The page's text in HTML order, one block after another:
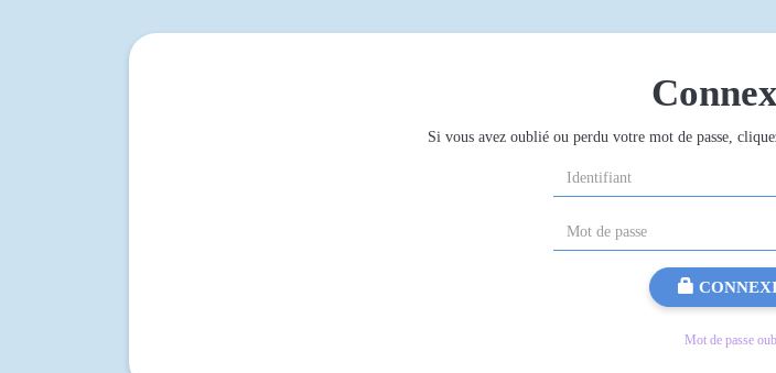
Si vous avez oublié ou perdu votre mot de passe,
Mot de passe